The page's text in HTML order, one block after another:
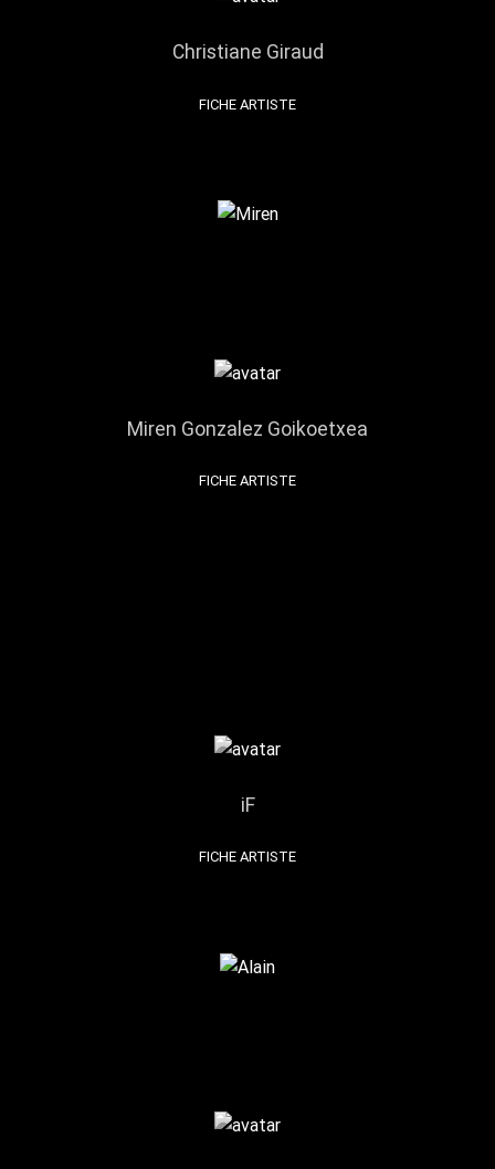
Christiane Giraud
FICHE ARTISTE
Miren Gonzalez Goikoetxea
FICHE ARTISTE
iF
FICHE ARTISTE